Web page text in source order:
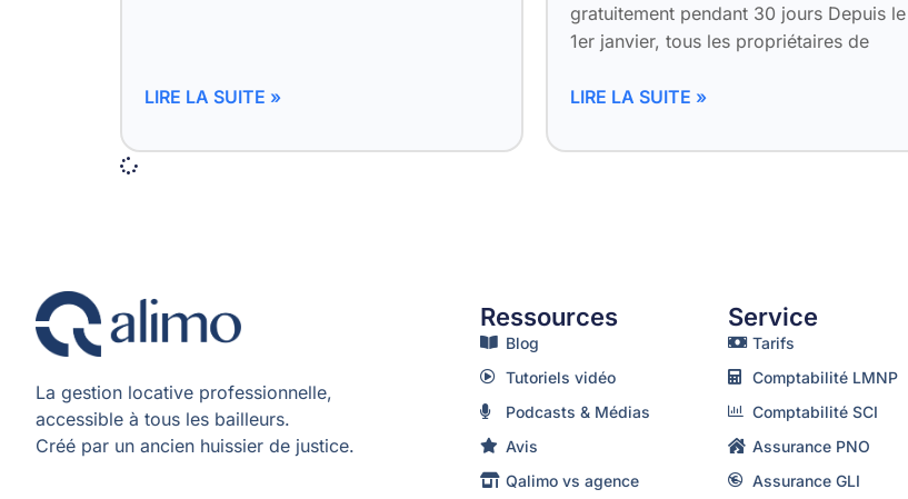
LIRE LA SUITE »
gratuitement pendant 30 jours Depuis le
1er janvier, tous les propriétaires de
LIRE LA SUITE »
La gestion locative professionnelle,
accessible à tous les bailleurs.
Créé par un ancien huissier de justice.
Ressources
Blog
Tutoriels vidéo
Podcasts & Médias
Avis
Qalimo vs agence
Service
Tarifs
Comptabilité LMNP
Comptabilité SCI
Assurance PNO
Assurance GLI